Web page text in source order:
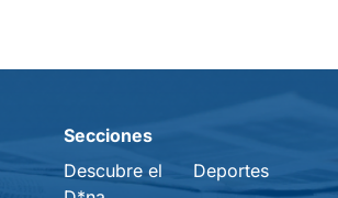
Secciones
Descubre el
Deportes